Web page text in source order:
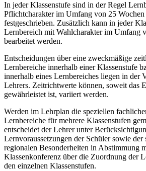
In jeder Klassenstufe sind in der Regel
Pflichtcharakter im Umfang von 25
festgeschrieben. Zusätzlich kann in jeder
Lernbereich mit Wahlcharakter im Umfang
bearbeitet werden.
Entscheidungen über eine zweckmäßige
Lernbereiche innerhalb einer Klassenstufe
innerhalb eines Lernbereiches liegen in der
Lehrers. Zeitrichtwerte können, soweit das
gewährleistet ist, variiert werden.
Werden im Lehrplan die speziellen
Lernbereiche für mehrere Klassenstufen
entscheidet der Lehrer unter
Lernvoraussetzungen der Schüler sowie der
regionalen Besonderheiten in Abstimmung
Klassenkonferenz über die Zuordnung der
den einzelnen Klassenstufen.